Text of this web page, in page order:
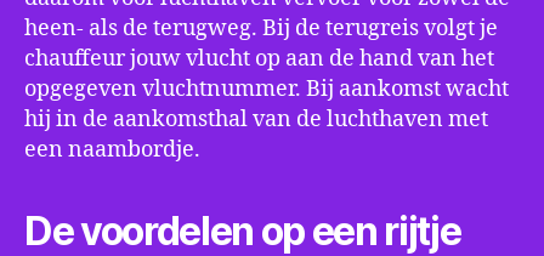
heen- als de terugweg. Bij de terugreis volgt je
chauffeur jouw vlucht op aan de hand van het
opgegeven vluchtnummer. Bij aankomst wacht
hij in de aankomsthal van de luchthaven met
een naambordje.
De voordelen op een rijtje